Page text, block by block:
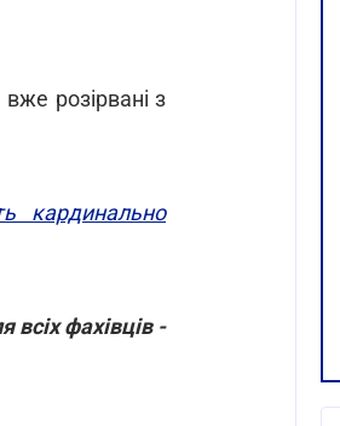
розірвані з
кардинально
всіх фахівців -